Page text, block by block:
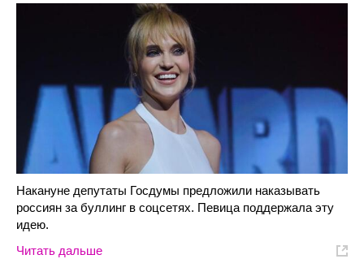
Накануне депутаты Госдумы предложили наказывать
россиян за буллинг в соцсетях. Певица поддержала эту
идею.
Читать дальше